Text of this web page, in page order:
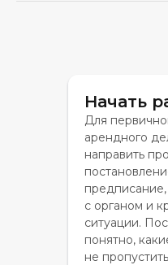
Начать
Для
арендного
направить
с органом и
ситуации.
понятно,
не